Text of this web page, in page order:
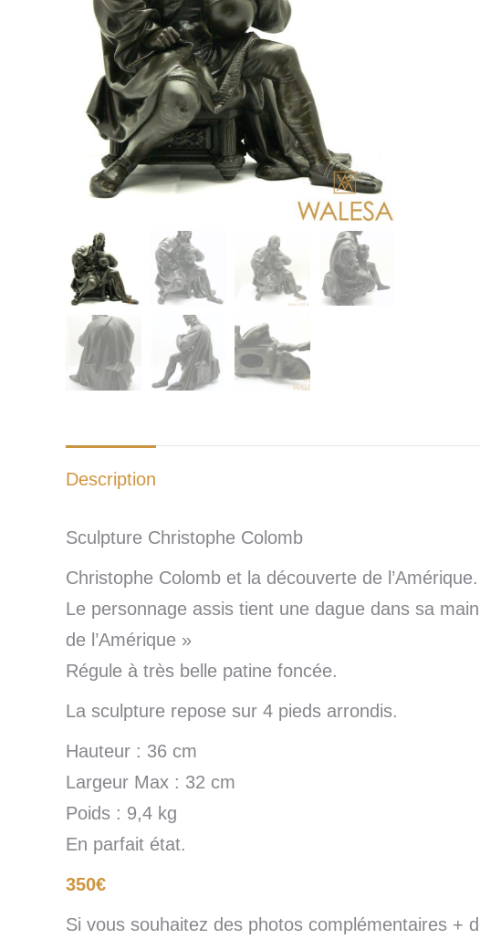
Description
Sculpture Christophe Colomb
Christophe Colomb et la découverte de l’Amérique.
Le personnage assis tient une dague dans sa
de l’Amérique »
Régule à très belle patine foncée.
La sculpture repose sur 4 pieds arrondis.
Hauteur : 36 cm
Largeur Max : 32 cm
Poids : 9,4 kg
En parfait état.
350€
Si vous souhaitez des photos complémentaires +